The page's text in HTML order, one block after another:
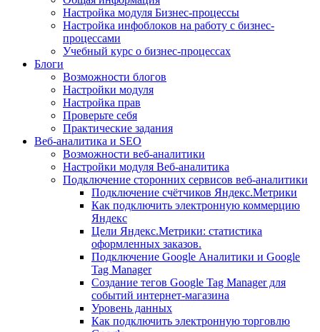
Настройка модуля Бизнес-процессы
Настройка инфоблоков на работу с бизнес-
процессами
Учебный курс о бизнес-процессах
Блоги
Возможности блогов
Настройки модуля
Настройка прав
Проверьте себя
Практические задания
Веб-аналитика и SEO
Возможности веб-аналитики
Настройки модуля Веб-аналитика
Подключение сторонних сервисов веб-аналитики
Подключение счётчиков Яндекс.Метрики
Как подключить электронную коммерцию
Яндекс
Цели Яндекс.Метрики: статистика
оформленных заказов.
Подключение Google Аналитики и Google
Tag Manager
Создание тегов Google Tag Manager для
событий интернет-магазина
Уровень данных
Как подключить электронную торговлю